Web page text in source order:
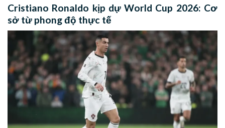
Cristiano Ronaldo kịp dự World Cup 2026: Cơ
sở từ phong độ thực tế